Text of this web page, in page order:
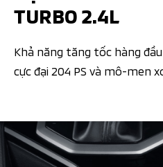
TURBO 2.4L​
Khả năng tăng tốc hàng
cực đại 204 PS và mô-men